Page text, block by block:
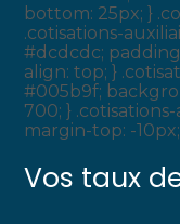
bottom: 25px; }
.cotisations-
#dcdcdc;
align: top; }
#005b9f;
700; }
margin-top: -
Vos taux